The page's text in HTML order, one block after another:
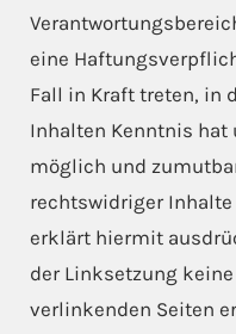
eine
Fall in Kraft treten, in
Inhalten Kenntnis
möglich und
rechtswidriger Inhalte
erklärt hiermit
der Linksetzung
verlinkenden Seiten